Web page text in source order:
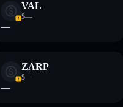
VAL
$—
—
ZARP
$—
—